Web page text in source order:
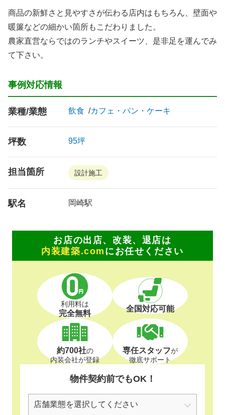
商品の新鮮さと見やすさが伝わる店内はもちろん、壁面や
暖簾などの細かい箇所もこだわりました。
農家直営ならではのランチやスイーツ、是非足を運んでみ
て下さい。
事例対応情報
業種/業態 飲食 カフェ・パン・ケーキ
坪数 95坪
担当箇所 設計施工
駅名 岡崎駅
お店の出店、改装、退店は
内装建築.com にお任せください
利用料は
完全無料 全国対応可能
約700社の
内装会社が登録
専任スタッフが
徹底サポート
物件契約前でもOK！